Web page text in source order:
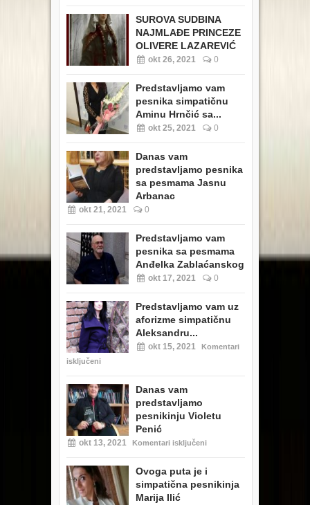
SUROVA SUDBINA
NAJMLAĐE PRINCEZE
OLIVERE LAZAREVIĆ
okt 26, 2021 0
Predstavljamo vam
pesnika simpatičnu
Aminu Hrnčić sa...
okt 25, 2021 0
Danas vam
predstavljamo pesnika
sa pesmama Jasnu
Arbanac
okt 21, 2021 0
Predstavljamo vam
pesnika sa pesmama
Anđelka Zablaćanskog
okt 17, 2021 0
Predstavljamo vam uz
aforizme simpatičnu
Aleksandru...
okt 15, 2021
Komentari
isključeni
Danas vam
predstavljamo
pesnikinju Violetu
Penić
okt 13, 2021 Komentari isključeni
Ovoga puta je i
simpatična pesnikinja
Marija Ilić